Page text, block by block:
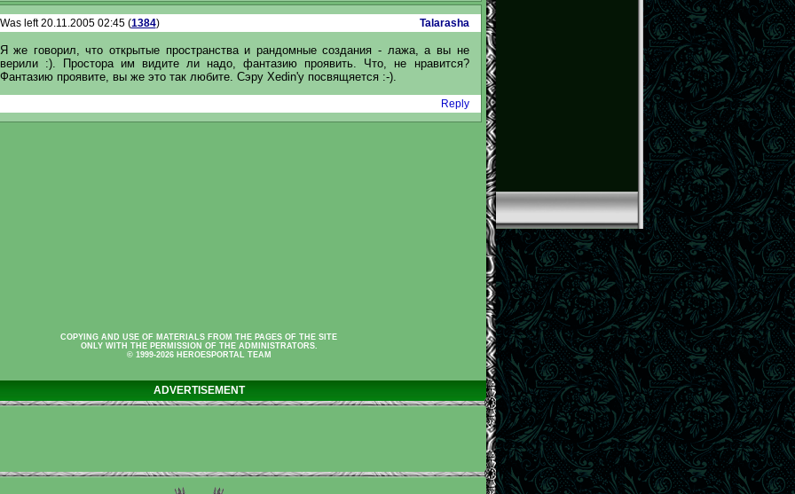
Was left 20.11.2005 02:45 (1384) Talarasha
Я же говорил, что открытые пространства и рандомные создания - лажа, а вы не
верили :). Простора им видите ли надо, фантазию проявить. Что, не нравится?
Фантазию проявите, вы же это так любите. Сэру Xedin'у посвящяется :-).
Reply
COPYING AND USE OF MATERIALS FROM THE PAGES OF THE SITE
ONLY WITH THE PERMISSION OF THE ADMINISTRATORS.
© 1999-2026 HEROESPORTAL TEAM
ADVERTISEMENT